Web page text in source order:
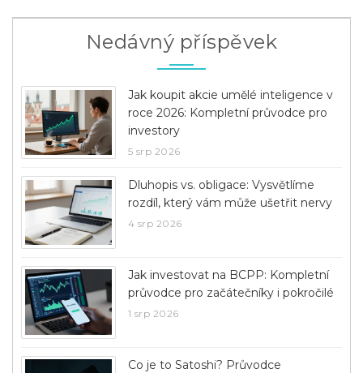
Nedávný příspěvek
Jak koupit akcie umělé inteligence v
roce 2026: Kompletní průvodce pro
investory
5 srp 2026
Dluhopis vs. obligace: Vysvětlíme
rozdíl, který vám může ušetřit nervy
4 srp 2026
Jak investovat na BCPP: Kompletní
průvodce pro začátečníky i pokročilé
1 srp 2026
Co je to Satoshi? Průvodce